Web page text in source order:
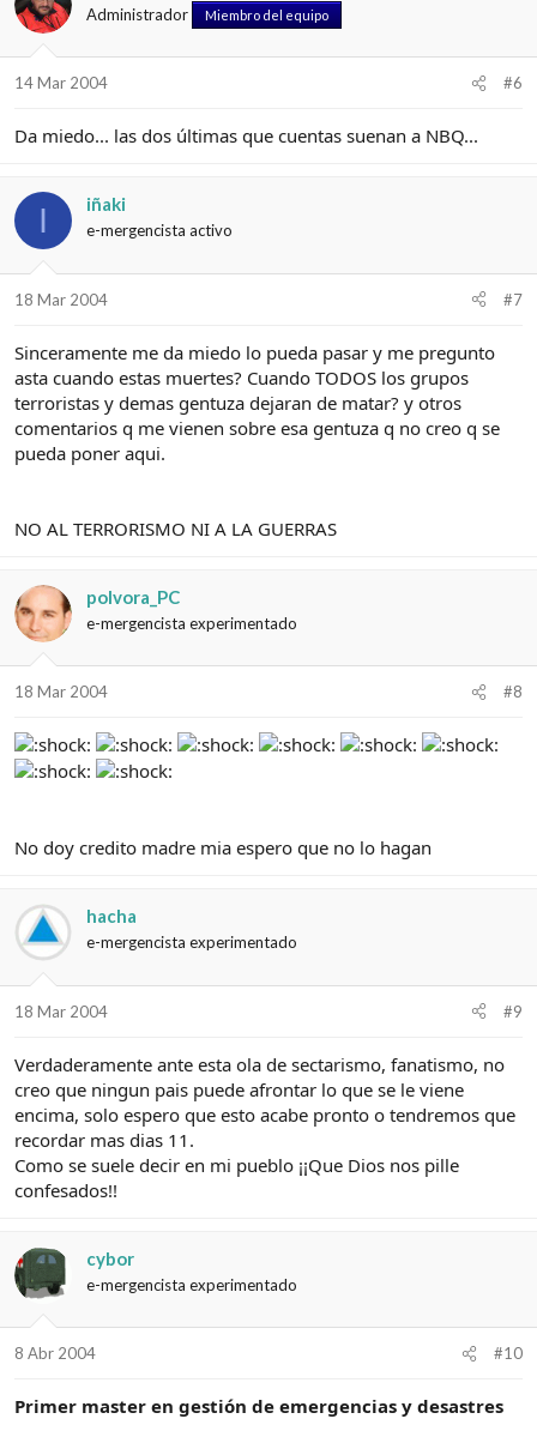
Administrador Miembro del equipo
14 Mar 2004 #6
Da miedo... las dos últimas que cuentas suenan a NBQ...
I iñaki
e-mergencista activo
18 Mar 2004 #7
Sinceramente me da miedo lo pueda pasar y me pregunto
asta cuando estas muertes? Cuando TODOS los grupos
terroristas y demas gentuza dejaran de matar? y otros
comentarios q me vienen sobre esa gentuza q no creo q se
pueda poner aqui.
NO AL TERRORISMO NI A LA GUERRAS
polvora_PC
e-mergencista experimentado
18 Mar 2004 #8
No doy credito madre mia espero que no lo hagan
hacha
e-mergencista experimentado
18 Mar 2004 #9
Verdaderamente ante esta ola de sectarismo, fanatismo, no
creo que ningun pais puede afrontar lo que se le viene
encima, solo espero que esto acabe pronto o tendremos que
recordar mas dias 11.
Como se suele decir en mi pueblo ¡¡Que Dios nos pille
confesados!!
cybor
e-mergencista experimentado
8 Abr 2004 #10
Primer master en gestión de emergencias y desastres